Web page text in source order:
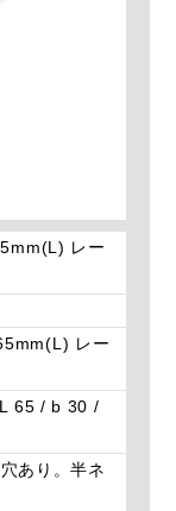
レー
レー
65 / b 30 /
あり。半ネ